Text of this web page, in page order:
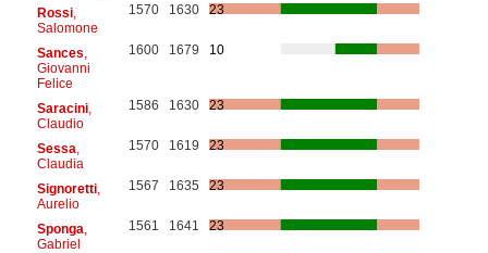
Rossi,
Salomone
1570 1630 23
Sances
Giovanni
Felice
1600 1679 10
Saracini,
Claudio
1586 1630 23
Sessa
Claudia
1570 1619 23
Signoretti,
Aurelio
1567 1635 23
Sponga
Gabriel
1561 1641 23